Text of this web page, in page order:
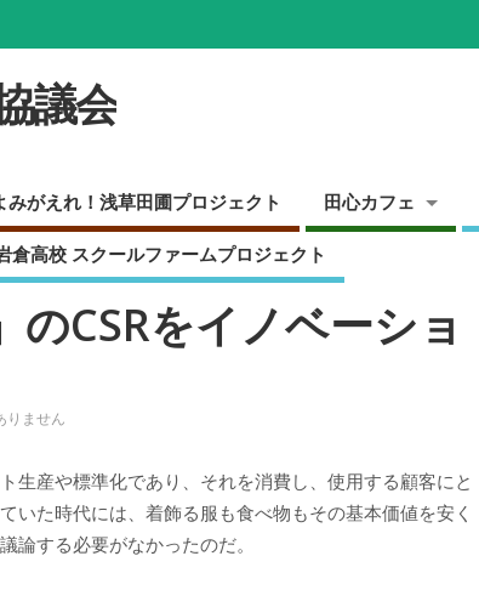
議会
みがえれ！浅草田圃プロジェクト 田心カフェ
倉高校 スクールファームプロジェクト
のCSRをイノベーショ
りません
生産や標準化であり、それを消費し、使用する顧客にと
いた時代には、着飾る服も食べ物もその基本価値を安く
論する必要がなかったのだ。